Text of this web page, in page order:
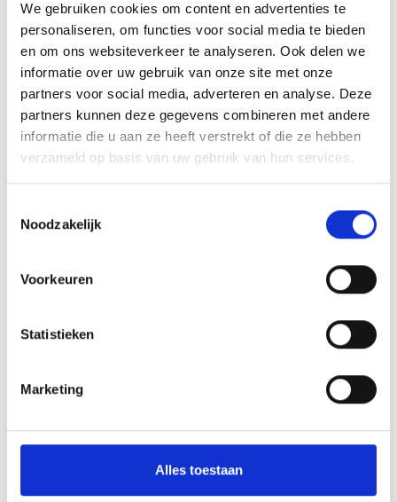
We gebruiken cookies om content en advertenties te
personaliseren, om functies voor social media te bieden
en om ons websiteverkeer te analyseren. Ook delen we
informatie over uw gebruik van onze site met onze
partners voor social media, adverteren en analyse. Deze
partners kunnen deze gegevens combineren met andere
informatie die u aan ze heeft verstrekt of die ze hebben
verzameld op basis van uw gebruik van hun services.
Noodzakelijk
Voorkeuren
Statistieken
Marketing
Alles toestaan
• Aansluitend tijd voor een drankje, een hapje en een dansje.
Tot zaterdag 21 maart 2020 vanaf 20.15 uur in ons eigen
TwitterFacebookWhatsApp
MOKERSLAG UITGEDEELD EN MORAAL FLINK OPGEBEURD
AANMELDEN LID